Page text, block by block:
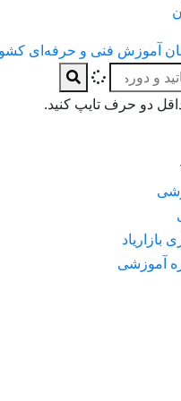
آموزش فنی و حرفه‌ای
دو حرف تایپ کنید.
بازاریاد
آموزشی